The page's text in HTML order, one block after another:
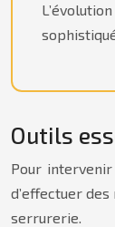
Outils
Pour
d’effectuer
serrurerie.